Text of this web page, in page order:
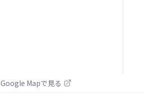
Google Mapで見る